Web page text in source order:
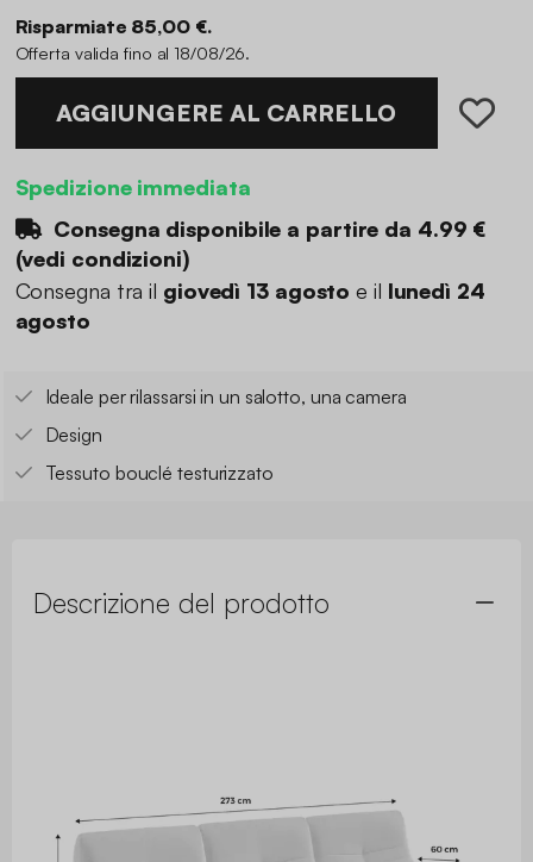
Risparmiate 85,00 €.
Offerta valida fino al 18/08/26.
AGGIUNGERE AL CARRELLO
Spedizione immediata
Consegna disponibile a partire da 4.99 €
(vedi condizioni)
Consegna tra il giovedì 13 agosto e il lunedì 24
agosto
Ideale per rilassarsi in un salotto, una camera
Design
Tessuto bouclé testurizzato
Descrizione del prodotto